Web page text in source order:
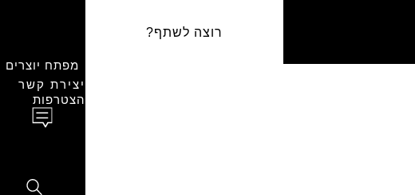
רוצה לשתף?
מפתח יוצרים
יצירת קשר
הצטרפות